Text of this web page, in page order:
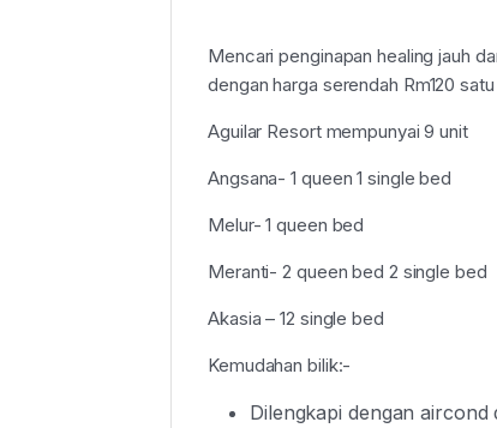
Mencari penginapan healing jauh
dengan harga serendah Rm120
Aguilar Resort mempunyai 9 unit
Angsana- 1 queen 1 single bed
Melur- 1 queen bed
Meranti- 2 queen bed 2 single bed
Akasia – 12 single bed
Kemudahan bilik:-
Dilengkapi dengan aircond